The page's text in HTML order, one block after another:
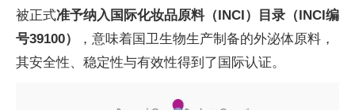
被正式准予纳入国际化妆品原料（INCI）目录（INCI编
号39100）
，意味着国卫生物生产制备的外泌体原料，
其安全性、稳定性与有效性得到了国际认证。